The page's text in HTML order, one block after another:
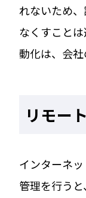
れないため
なくすこと
動化は、会
リモー
インターネ
管理を行う